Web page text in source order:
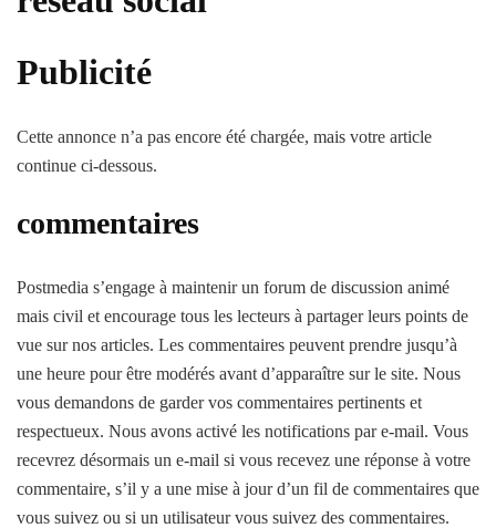
Publicité
Cette annonce n’a pas encore été chargée, mais votre article
continue ci-dessous.
commentaires
Postmedia s’engage à maintenir un forum de discussion animé
mais civil et encourage tous les lecteurs à partager leurs points de
vue sur nos articles. Les commentaires peuvent prendre jusqu’à
une heure pour être modérés avant d’apparaître sur le site. Nous
vous demandons de garder vos commentaires pertinents et
respectueux. Nous avons activé les notifications par e-mail. Vous
recevrez désormais un e-mail si vous recevez une réponse à votre
commentaire, s’il y a une mise à jour d’un fil de commentaires que
vous suivez ou si un utilisateur vous suivez des commentaires.